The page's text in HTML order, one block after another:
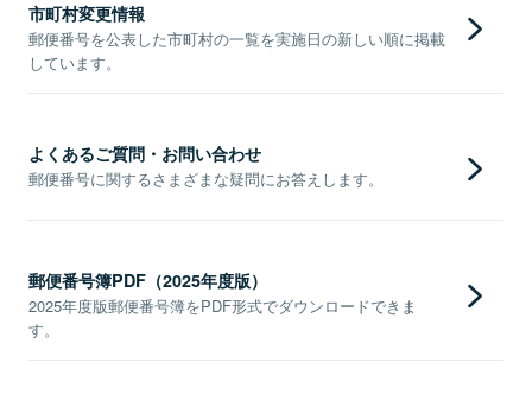
市町村変更情報
郵便番号を公表した市町村の一覧を実施日の新しい順に掲載
しています。
よくあるご質問・お問い合わせ
郵便番号に関するさまざまな疑問にお答えします。
郵便番号簿PDF（2025年度版）
2025年度版郵便番号簿をPDF形式でダウンロードできま
す。